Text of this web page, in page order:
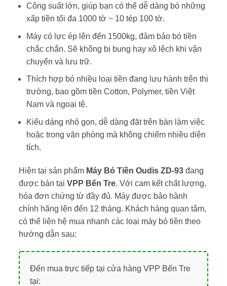
Công suất lớn, giúp bạn có thể dễ dàng bó những
xấp tiền tối đa 1000 tờ ~ 10 tép 100 tờ.
Máy có lực ép lên đến 1500kg, đảm bảo bó tiền
chắc chắn. Sẽ không bị bung hay xô lệch khi vận
chuyển và lưu trữ.
Thích hợp bó nhiều loại tiền đang lưu hành trên thị
trường, bao gồm tiền Cotton, Polymer, tiền Việt
Nam và ngoại tệ.
Kiểu dáng nhỏ gọn, dễ dàng đặt trên bàn làm việc
hoặc trong văn phòng mà không chiếm nhiều diện
tích.
Hiện tại sản phẩm Máy Bó Tiền Oudis ZD-93 đang
được bán tại VPP Bến Tre. Với cam kết chất lượng,
hóa đơn chứng từ đầy đủ. Máy được bảo hành
chính hãng lên đến 12 tháng. Khách hàng quan tâm,
có thể liên hệ mua nhanh các loại máy bó tiền theo
hướng dẫn sau:
Đến mua trực tiếp tại cửa hàng VPP Bến Tre
tại: